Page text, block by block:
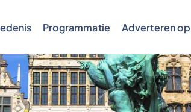
Programmatie Adverteren